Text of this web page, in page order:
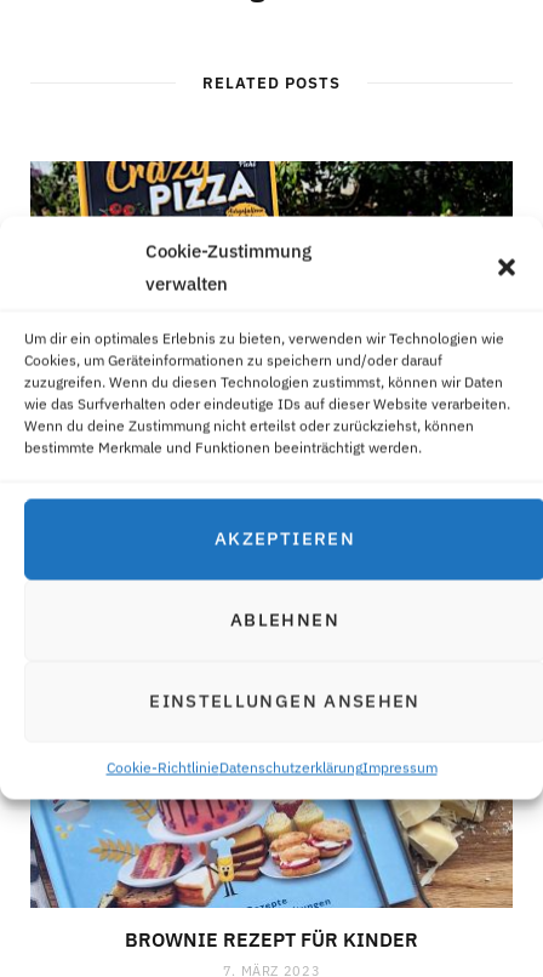
Cookie-Zustimmung
verwalten
Um dir ein optimales Erlebnis zu bieten, verwenden wir Technologien wie
Cookies, um Geräteinformationen zu speichern und/oder darauf
zuzugreifen. Wenn du diesen Technologien zustimmst, können wir Daten
wie das Surfverhalten oder eindeutige IDs auf dieser Website verarbeiten.
Wenn du deine Zustimmung nicht erteilst oder zurückziehst, können
bestimmte Merkmale und Funktionen beeinträchtigt werden.
AKZEPTIEREN
ABLEHNEN
EINSTELLUNGEN ANSEHEN
Cookie-RichtlinieDatenschutzerklärungImpressum
RELATED POSTS
8. JULI 2023
BROWNIE REZEPT FÜR KINDER
7. MÄRZ 2023